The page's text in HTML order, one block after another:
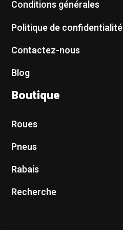
Conditions générales
Politique de confidentialité
Contactez-nous
Blog
Boutique
Roues
Pneus
Rabais
Recherche